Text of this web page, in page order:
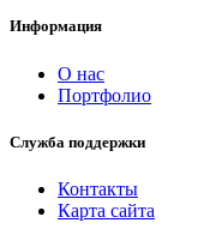
Информация
О нас
Портфолио
Служба поддержки
Контакты
Карта сайта